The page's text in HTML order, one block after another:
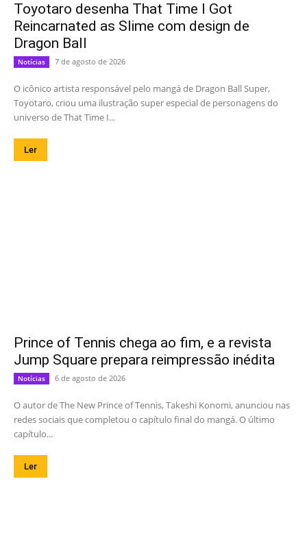
Toyotaro desenha That Time I Got
Reincarnated as Slime com design de
Dragon Ball
Notícias 7 de agosto de 2026
O icônico artista responsável pelo mangá de Dragon Ball Super,
Toyotaro, criou uma ilustração super especial de personagens do
universo de That Time I...
Ler
Prince of Tennis chega ao fim, e a revista
Jump Square prepara reimpressão inédita
Notícias 6 de agosto de 2026
O autor de The New Prince of Tennis, Takeshi Konomi, anunciou nas
redes sociais que completou o capítulo final do mangá. O último
capítulo...
Ler